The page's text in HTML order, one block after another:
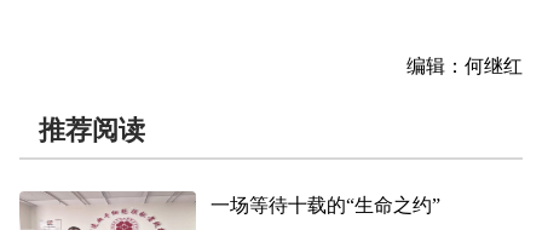
编辑：何继红
推荐阅读
一场等待十载的“生命之约”